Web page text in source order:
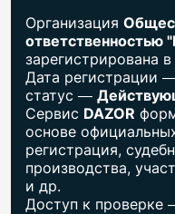
Организация
зарегистрирована в
Дата регистрации
статус —
Сервис DAZOR
основе
регистрация,
производства,
и др.
Доступ к проверке